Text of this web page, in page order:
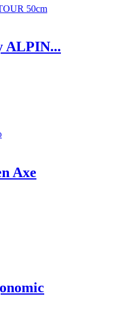
ALPIN...
Axe